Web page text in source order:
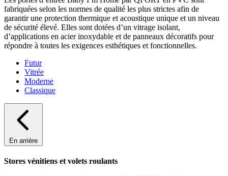
fabriquées selon les normes de qualité les plus strictes afin de
garantir une protection thermique et acoustique unique et un niveau
de sécurité élevé. Elles sont dotées d’un vitrage isolant,
d’applications en acier inoxydable et de panneaux décoratifs pour
répondre à toutes les exigences esthétiques et fonctionnelles.
Futur
Vitrée
Moderne
Classique
En arrière
Stores vénitiens et volets roulants